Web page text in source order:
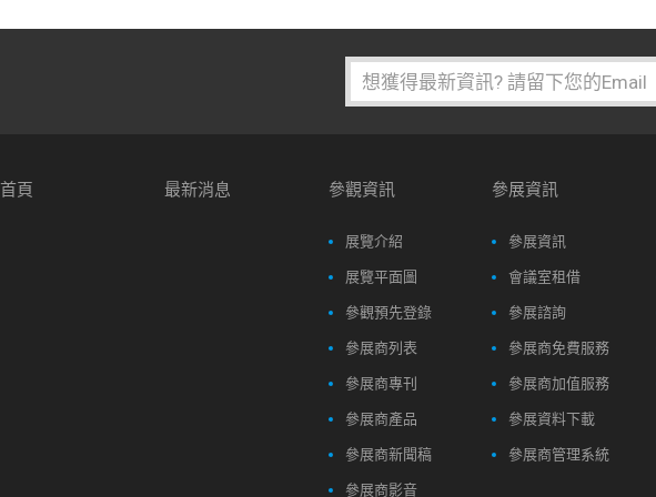
首頁 最新消息 參觀資訊
展覽介紹
展覽平面圖
參觀預先登錄
參展商列表
參展商專刊
參展商產品
參展商新聞稿
參展商影音
參展資訊
參展資訊
會議室租借
參展諮詢
參展商免費服務
參展商加值服務
參展資料下載
參展商管理系統